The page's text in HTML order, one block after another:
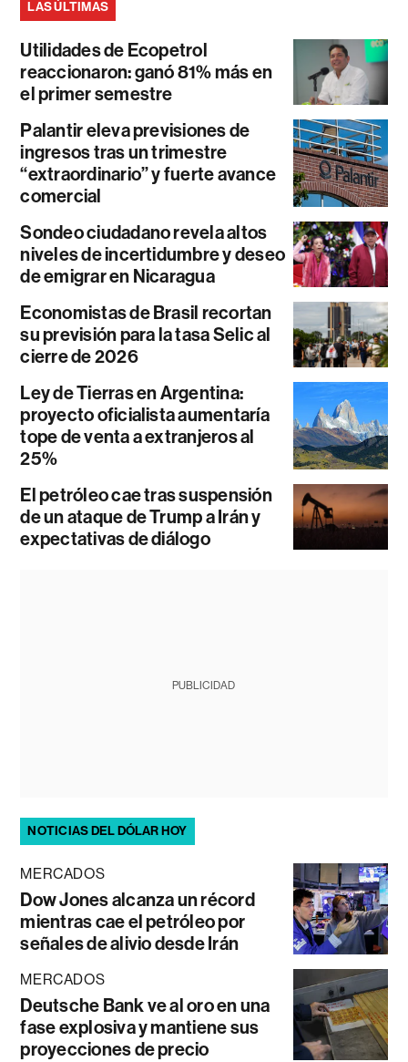
LAS ÚLTIMAS
Utilidades de Ecopetrol
reaccionaron: ganó 81% más en
el primer semestre
Palantir eleva previsiones de
ingresos tras un trimestre
“extraordinario” y fuerte avance
comercial
Sondeo ciudadano revela altos
niveles de incertidumbre y deseo
de emigrar en Nicaragua
Economistas de Brasil recortan
su previsión para la tasa Selic al
cierre de 2026
Ley de Tierras en Argentina:
proyecto oficialista aumentaría
tope de venta a extranjeros al
25%
El petróleo cae tras suspensión
de un ataque de Trump a Irán y
expectativas de diálogo
PUBLICIDAD
NOTICIAS DEL DÓLAR HOY
MERCADOS
Dow Jones alcanza un récord
mientras cae el petróleo por
señales de alivio desde Irán
MERCADOS
Deutsche Bank ve al oro en una
fase explosiva y mantiene sus
proyecciones de precio